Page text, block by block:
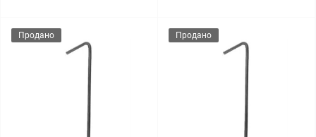
Продано Продано